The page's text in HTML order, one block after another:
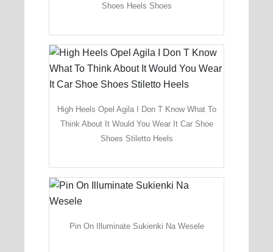
Shoes Heels Shoes
High Heels Opel Agila I Don T Know What To
Think About It Would You Wear It Car Shoe
Shoes Stiletto Heels
Pin On Illuminate Sukienki Na Wesele